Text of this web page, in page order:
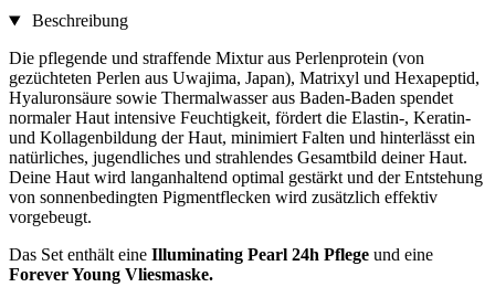
Beschreibung
Die pflegende und straffende Mixtur aus Perlenprotein (von
gezüchteten Perlen aus Uwajima, Japan), Matrixyl und Hexapeptid,
Hyaluronsäure sowie Thermalwasser aus Baden-Baden spendet
normaler Haut intensive Feuchtigkeit, fördert die Elastin-, Keratin-
und Kollagenbildung der Haut, minimiert Falten und hinterlässt ein
natürliches, jugendliches und strahlendes Gesamtbild deiner Haut.
Deine Haut wird langanhaltend optimal gestärkt und der Entstehung
von sonnenbedingten Pigmentflecken wird zusätzlich effektiv
vorgebeugt.
Das Set enthält eine Illuminating Pearl 24h Pflege und eine
Forever Young Vliesmaske.